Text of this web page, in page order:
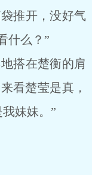
推开，没好气
什么？”
搭在楚衡的肩
看楚莹是真，
妹妹。”